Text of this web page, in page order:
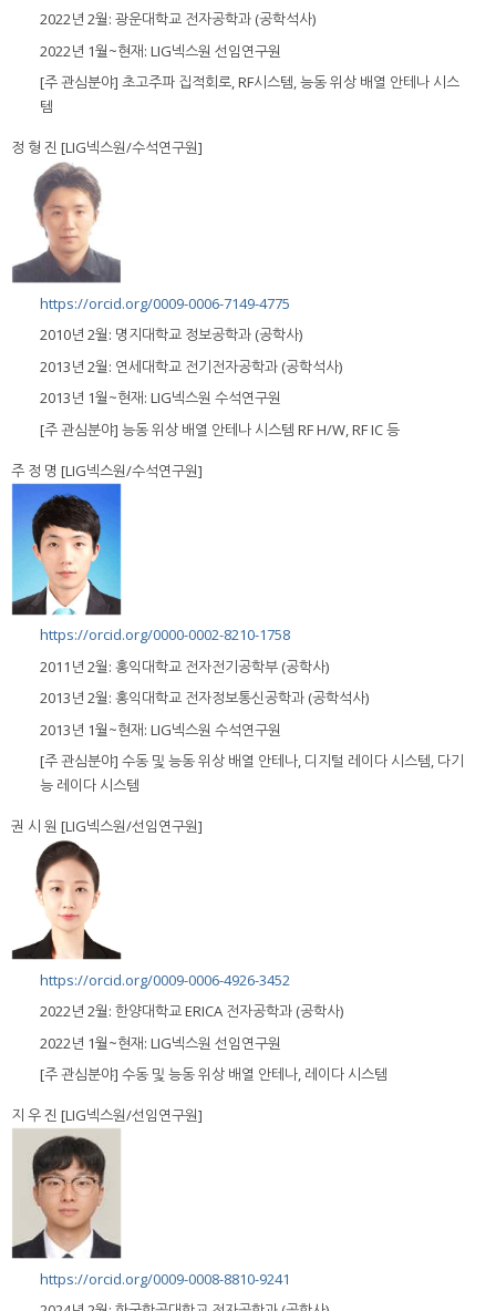
2022년 2월: 광운대학교 전자공학과 (공학석사)
2022년 1월~현재: LIG넥스원 선임연구원
[주 관심분야] 초고주파 집적회로, RF시스템, 능동 위상 배열 안테나 시스
템
정 형 진 [LIG넥스원/수석연구원]
https://orcid.org/0009-0006-7149-4775
2010년 2월: 명지대학교 정보공학과 (공학사)
2013년 2월: 연세대학교 전기전자공학과 (공학석사)
2013년 1월~현재: LIG넥스원 수석연구원
[주 관심분야] 능동 위상 배열 안테나 시스템 RF H/W, RF IC 등
주 정 명 [LIG넥스원/수석연구원]
https://orcid.org/0000-0002-8210-1758
2011년 2월: 홍익대학교 전자전기공학부 (공학사)
2013년 2월: 홍익대학교 전자정보통신공학과 (공학석사)
2013년 1월~현재: LIG넥스원 수석연구원
[주 관심분야] 수동 및 능동 위상 배열 안테나, 디지털 레이다 시스템, 다기
능 레이다 시스템
권 시 원 [LIG넥스원/선임연구원]
https://orcid.org/0009-0006-4926-3452
2022년 2월: 한양대학교 ERICA 전자공학과 (공학사)
2022년 1월~현재: LIG넥스원 선임연구원
[주 관심분야] 수동 및 능동 위상 배열 안테나, 레이다 시스템
지 우 진 [LIG넥스원/선임연구원]
https://orcid.org/0009-0008-8810-9241